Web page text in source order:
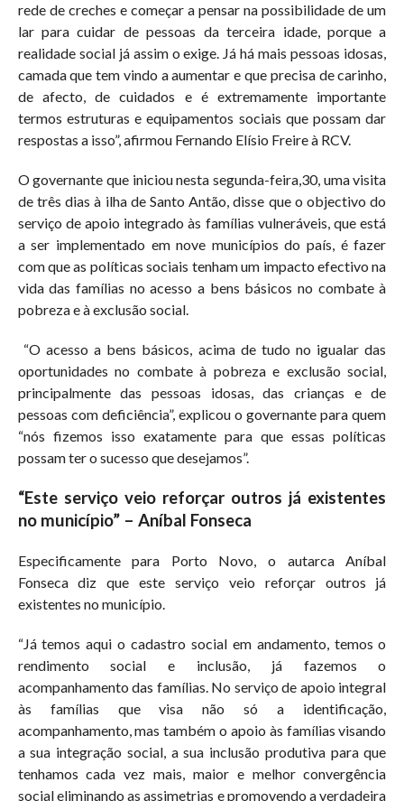
rede de creches e começar a pensar na possibilidade de um
lar para cuidar de pessoas da terceira idade, porque a
realidade social já assim o exige. Já há mais pessoas idosas,
camada que tem vindo a aumentar e que precisa de carinho,
de afecto, de cuidados e é extremamente importante
termos estruturas e equipamentos sociais que possam dar
respostas a isso”, afirmou Fernando Elísio Freire à RCV.
O governante que iniciou nesta segunda-feira,30, uma visita
de três dias à ilha de Santo Antão, disse que o objectivo do
serviço de apoio integrado às famílias vulneráveis, que está
a ser implementado em nove municípios do país, é fazer
com que as políticas sociais tenham um impacto efectivo na
vida das famílias no acesso a bens básicos no combate à
pobreza e à exclusão social.
“O acesso a bens básicos, acima de tudo no igualar das
oportunidades no combate à pobreza e exclusão social,
principalmente das pessoas idosas, das crianças e de
pessoas com deficiência”, explicou o governante para quem
“nós fizemos isso exatamente para que essas políticas
possam ter o sucesso que desejamos”.
“Este serviço veio reforçar outros já existentes
no município” – Aníbal Fonseca
Especificamente para Porto Novo, o autarca Aníbal
Fonseca diz que este serviço veio reforçar outros já
existentes no município.
“Já temos aqui o cadastro social em andamento, temos o
rendimento social e inclusão, já fazemos o
acompanhamento das famílias. No serviço de apoio integral
às famílias que visa não só a identificação,
acompanhamento, mas também o apoio às famílias visando
a sua integração social, a sua inclusão produtiva para que
tenhamos cada vez mais, maior e melhor convergência
social eliminando as assimetrias e promovendo a verdadeira